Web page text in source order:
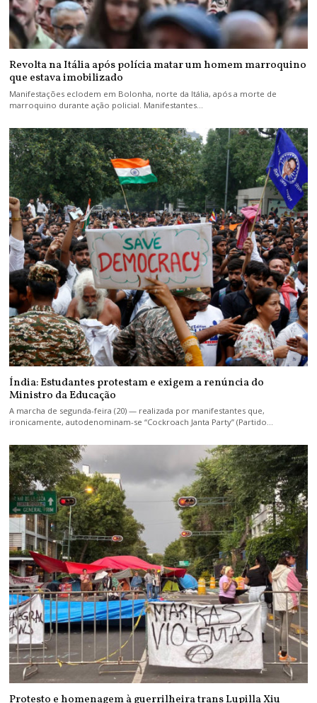
Revolta na Itália após polícia matar um homem marroquino
que estava imobilizado
Manifestações eclodem em Bolonha, norte da Itália, após a morte de
marroquino durante ação policial. Manifestantes…
Índia: Estudantes protestam e exigem a renúncia do
Ministro da Educação
A marcha de segunda-feira (20) — realizada por manifestantes que,
ironicamente, autodenominam-se “Cockroach Janta Party” (Partido…
Protesto e homenagem à guerrilheira trans Lupilla Xiu